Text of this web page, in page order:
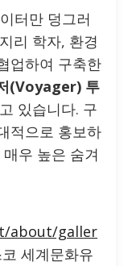
터만 덩그러
리 학자, 환경
업하여 구축한
(Voyager) 투
있습니다. 구
적으로 홍보하
우 높은 숨겨
about/galler
세계문화유